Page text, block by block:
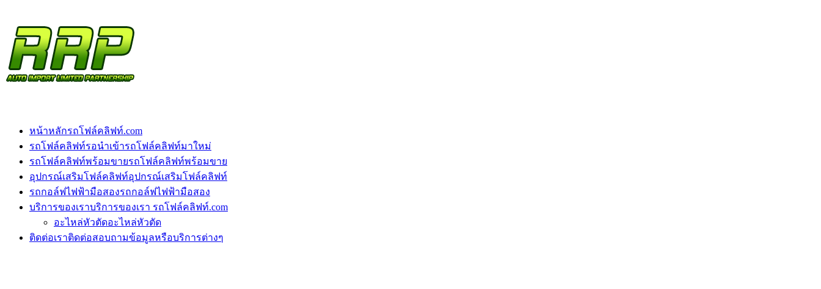
หน้าหลักรถโฟล์คลิฟท์.com
รถโฟล์คลิฟท์รอนำเข้ารถโฟล์คลิฟท์มาใหม่
รถโฟล์คลิฟท์พร้อมขายรถโฟล์คลิฟท์พร้อมขาย
อุปกรณ์เสริมโฟล์คลิฟท์อุปกรณ์เสริมโฟล์คลิฟท์
รถกอล์ฟไฟฟ้ามือสองรถกอล์ฟไฟฟ้ามือสอง
บริการของเราบริการของเรา รถโฟล์คลิฟท์.com
อะไหล่หัวตัดอะไหล่หัวตัด
ติดต่อเราติดต่อสอบถามข้อมูลหรือบริการต่างๆ